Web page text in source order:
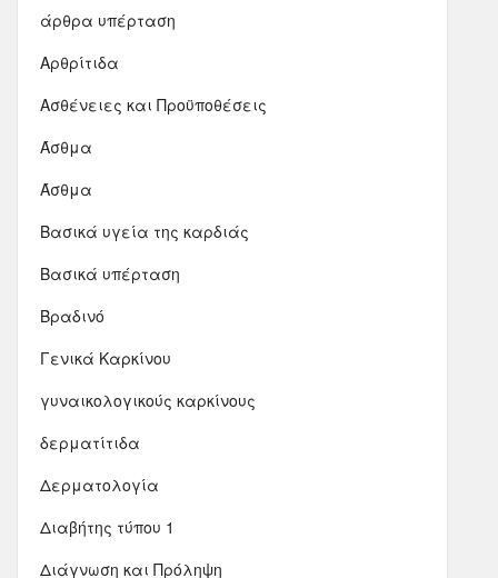
άρθρα υπέρταση
Αρθρίτιδα
Ασθένειες και Προϋποθέσεις
Άσθμα
Άσθμα
Βασικά υγεία της καρδιάς
Βασικά υπέρταση
Βραδινό
Γενικά Καρκίνου
γυναικολογικούς καρκίνους
δερματίτιδα
Δερματολογία
Διαβήτης τύπου 1
Διάγνωση και Πρόληψη